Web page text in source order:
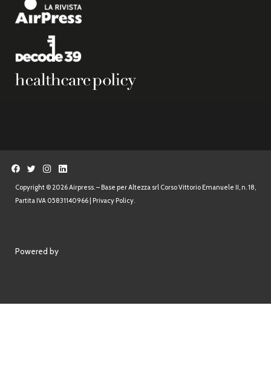
Copyright © 2026 Airpress. – Base per Altezza srl Corso Vittorio Emanuele II, n. 18,
Partita IVA 05831140966 | Privacy Policy.
Powered by